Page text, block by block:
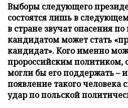
Выборы следующего
состоятся лишь в
в стране звучат опасения по
кандидатом может стать
кандидат». Кого именно
пророссийским политиком,
могли бы его поддержать –
появление такого человека
удар по польской